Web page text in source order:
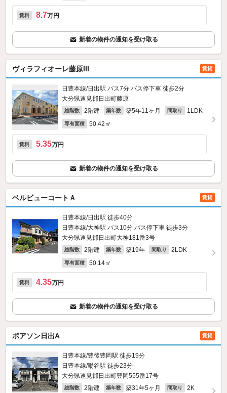
賃料 8.7万円
新着の物件の通知を受け取る
ヴィラフィオーレ藤原III 賃貸
日豊本線/日出駅 バス7分 バス停下車 徒歩2分
大分県速見郡日出町藤原
総階数 2階建 築年数 築5年11ヶ月 間取り 1LDK
専有面積 50.42㎡
賃料 5.35万円
新着の物件の通知を受け取る
ベルビューコートＡ 賃貸
日豊本線/日出駅 徒歩40分
日豊本線/大神駅 バス10分 バス停下車 徒歩3分
大分県速見郡日出町大神181番3号
総階数 2階建 築年数 築19年 間取り 2LDK
専有面積 50.14㎡
賃料 4.35万円
新着の物件の通知を受け取る
ポアソン日出A 賃貸
日豊本線/豊後豊岡駅 徒歩19分
日豊本線/暘谷駅 徒歩23分
大分県速見郡日出町豊岡555番17号
総階数 2階建 築年数 築31年5ヶ月 間取り 2K